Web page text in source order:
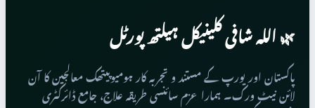
🌿 اللہ شافی کلینیکل ہیلتھ پورٹل
پاکستان اور یورپ کے مستند و تجربہ کار ہومیوپیتھک معالجین کا آن
لائن نیٹ ورک۔ ہمارا عزم سائنسی طریقہ علاج، جامع ڈائرکٹری